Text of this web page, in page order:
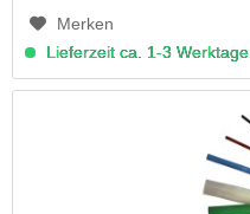
Merken
Lieferzeit ca. 1-3 Werktage